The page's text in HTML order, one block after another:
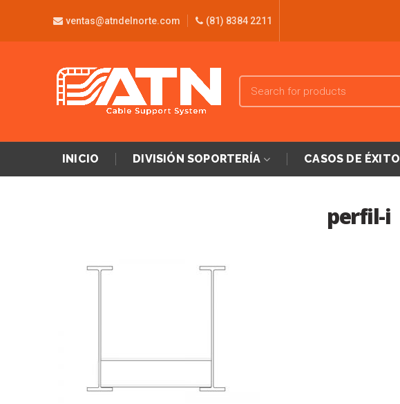
ventas@atndelnorte.com (81) 8384 2211
INICIO DIVISIÓN SOPORTERÍA CASOS DE ÉXITO
perfil-i